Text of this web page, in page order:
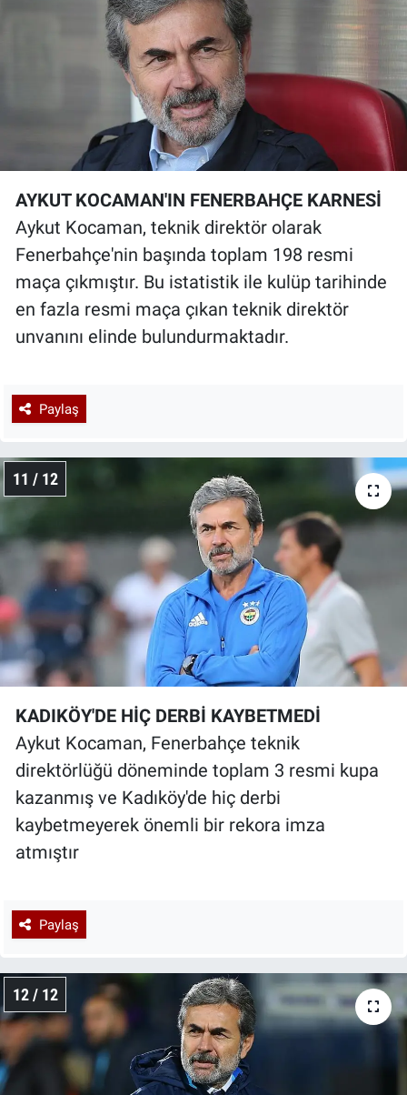
AYKUT KOCAMAN'IN FENERBAHÇE KARNESİ
Aykut Kocaman, teknik direktör olarak
Fenerbahçe'nin başında toplam 198 resmi
maça çıkmıştır. Bu istatistik ile kulüp tarihinde
en fazla resmi maça çıkan teknik direktör
unvanını elinde bulundurmaktadır.
Paylaş
11 / 12
KADIKÖY'DE HİÇ DERBİ KAYBETMEDİ
Aykut Kocaman, Fenerbahçe teknik
direktörlüğü döneminde toplam 3 resmi kupa
kazanmış ve Kadıköy'de hiç derbi
kaybetmeyerek önemli bir rekora imza
atmıştır
Paylaş
12 / 12